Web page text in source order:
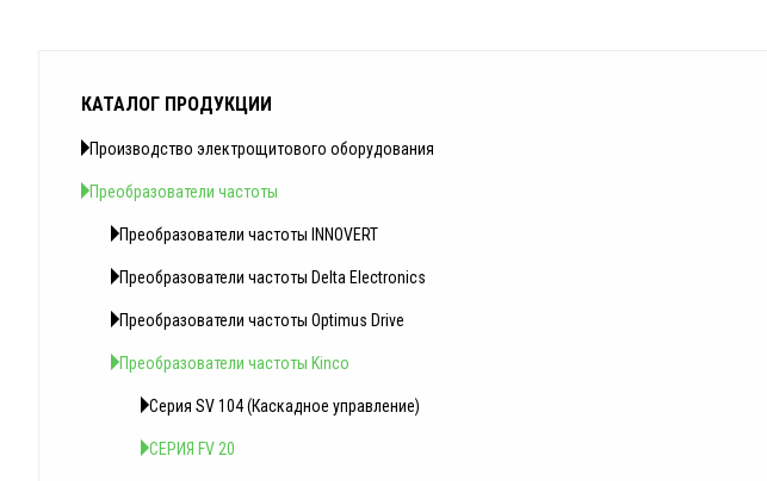
КАТАЛОГ ПРОДУКЦИИ
Производство электрощитового оборудования
Преобразователи частоты
Преобразователи частоты INNOVERT
Преобразователи частоты Delta Electronics
Преобразователи частоты Optimus Drive
Преобразователи частоты Kinco
Серия SV 104 (Каскадное управление)
СЕРИЯ FV 20